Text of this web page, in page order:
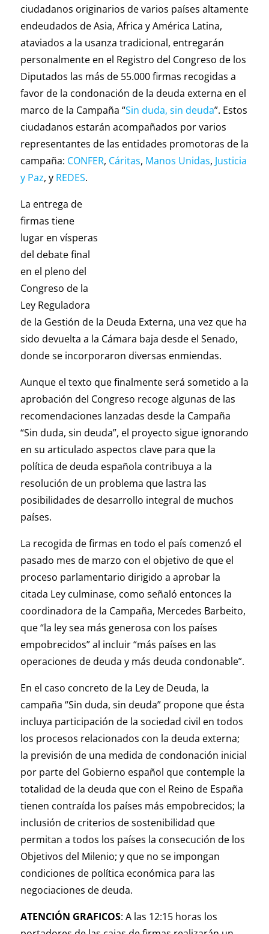
ciudadanos originarios de varios países altamente
endeudados de Asia, Africa y América Latina,
ataviados a la usanza tradicional, entregarán
personalmente en el Registro del Congreso de los
Diputados las más de 55.000 firmas recogidas a
favor de la condonación de la deuda externa en el
marco de la Campaña “Sin duda, sin deuda”. Estos
ciudadanos estarán acompañados por varios
representantes de las entidades promotoras de la
campaña: CONFER, Cáritas, Manos Unidas, Justicia
y Paz, y REDES.
La entrega de
firmas tiene
lugar en vísperas
del debate final
en el pleno del
Congreso de la
Ley Reguladora
de la Gestión de la Deuda Externa, una vez que ha
sido devuelta a la Cámara baja desde el Senado,
donde se incorporaron diversas enmiendas.
Aunque el texto que finalmente será sometido a la
aprobación del Congreso recoge algunas de las
recomendaciones lanzadas desde la Campaña
“Sin duda, sin deuda”, el proyecto sigue ignorando
en su articulado aspectos clave para que la
política de deuda española contribuya a la
resolución de un problema que lastra las
posibilidades de desarrollo integral de muchos
países.
La recogida de firmas en todo el país comenzó el
pasado mes de marzo con el objetivo de que el
proceso parlamentario dirigido a aprobar la
citada Ley culminase, como señaló entonces la
coordinadora de la Campaña, Mercedes Barbeito,
que “la ley sea más generosa con los países
empobrecidos” al incluir “más países en las
operaciones de deuda y más deuda condonable”.
En el caso concreto de la Ley de Deuda, la
campaña “Sin duda, sin deuda” propone que ésta
incluya participación de la sociedad civil en todos
los procesos relacionados con la deuda externa;
la previsión de una medida de condonación inicial
por parte del Gobierno español que contemple la
totalidad de la deuda que con el Reino de España
tienen contraída los países más empobrecidos; la
inclusión de criterios de sostenibilidad que
permitan a todos los países la consecución de los
Objetivos del Milenio; y que no se impongan
condiciones de política económica para las
negociaciones de deuda.
ATENCIÓN GRAFICOS: A las 12:15 horas los